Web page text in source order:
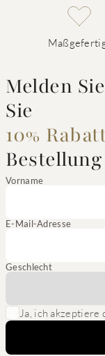
Melden
Sie
10%
Bestellung
Vorname
E-Mail-Adresse
Geschlecht
Ja, ich akzeptiere